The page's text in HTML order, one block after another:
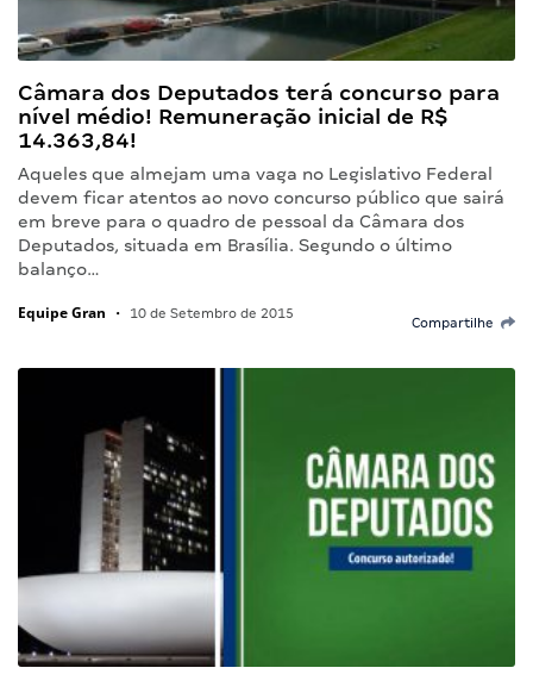
Câmara dos Deputados terá concurso para
nível médio! Remuneração inicial de R$
14.363,84!
Aqueles que almejam uma vaga no Legislativo Federal
devem ficar atentos ao novo concurso público que sairá
em breve para o quadro de pessoal da Câmara dos
Deputados, situada em Brasília. Segundo o último
balanço…
Equipe Gran • 10 de Setembro de 2015
Compartilhe